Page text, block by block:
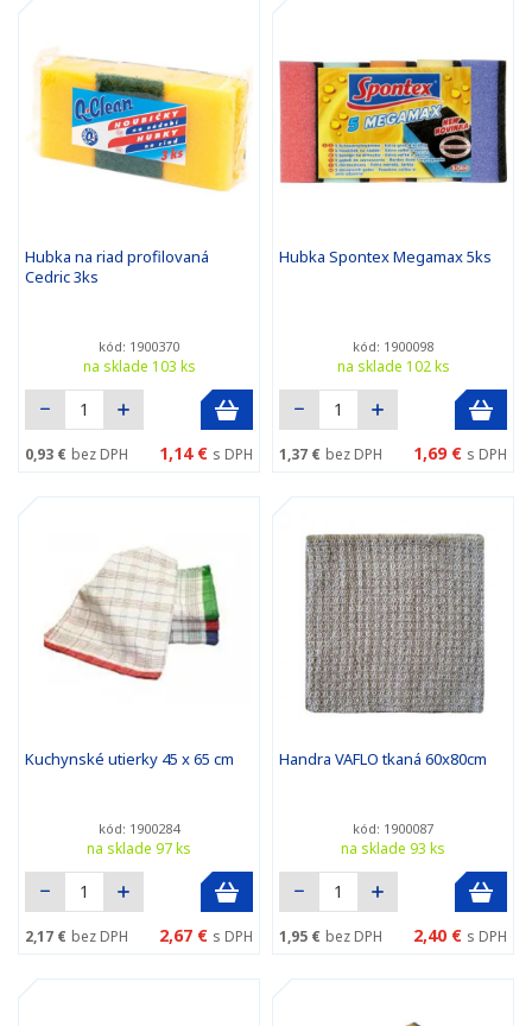
Hubka na riad profilovaná
Cedric 3ks
kód: 1900370
na sklade 103 ks
0,93 € bez DPH 1,14 € s DPH
Hubka Spontex Megamax 5ks
kód: 1900098
na sklade 102 ks
1,37 € bez DPH 1,69 € s DPH
Kuchynské utierky 45 x 65 cm
kód: 1900284
na sklade 97 ks
2,17 € bez DPH 2,67 € s DPH
Handra VAFLO tkaná 60x80cm
kód: 1900087
na sklade 93 ks
1,95 € bez DPH 2,40 € s DPH